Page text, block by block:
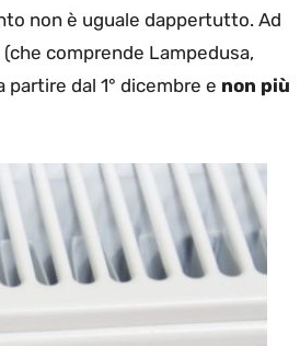
non è uguale dappertutto. Ad
(che comprende Lampedusa,
dal 1° dicembre e non più